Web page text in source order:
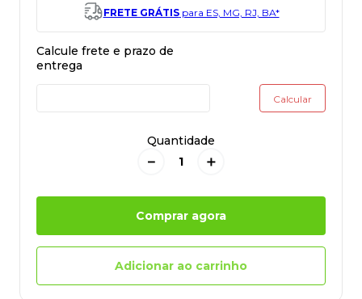
FRETE GRÁTISpara ES, MG, RJ, BA*
Quantidade
＋
－
Comprar agora
Adicionar ao carrinho